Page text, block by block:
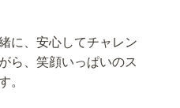
に、安心してチャレン
ら、笑顔いっぱいのス
。